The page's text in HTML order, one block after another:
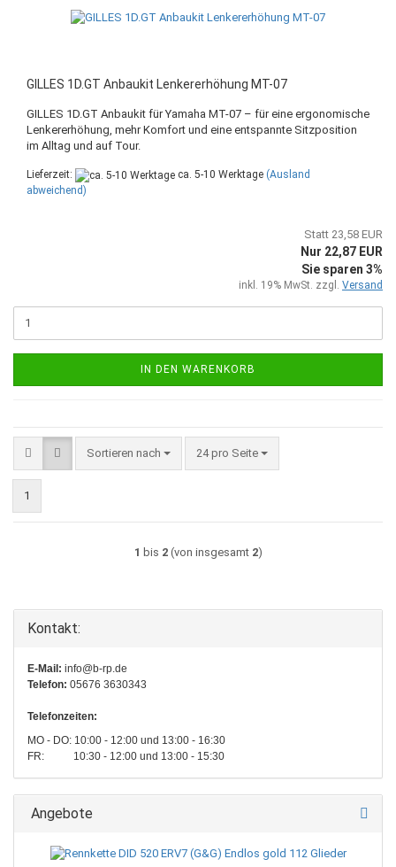
GILLES 1D.GT Anbaukit Lenkererhöhung MT-07
GILLES 1D.GT Anbaukit für Yamaha MT-07 – für eine ergonomische
Lenkererhöhung, mehr Komfort und eine entspannte Sitzposition
im Alltag und auf Tour.
Lieferzeit: ca. 5-10 Werktage (Ausland
abweichend)
Statt 23,58 EUR
Nur 22,87 EUR
Sie sparen 3%
inkl. 19% MwSt. zzgl. Versand
IN DEN WARENKORB
Sortieren nach
Sortieren nach 24 pro Seite
pro Seite
1
1 bis 2(von insgesamt 2)
Kontakt:
E-Mail: info@b-rp.de
Telefon: 05676 3630343
Telefonzeiten:
MO - DO: 10:00 - 12:00 und 13:00 - 16:30
FR: 10:30 - 12:00 und 13:00 - 15:30
Angebote